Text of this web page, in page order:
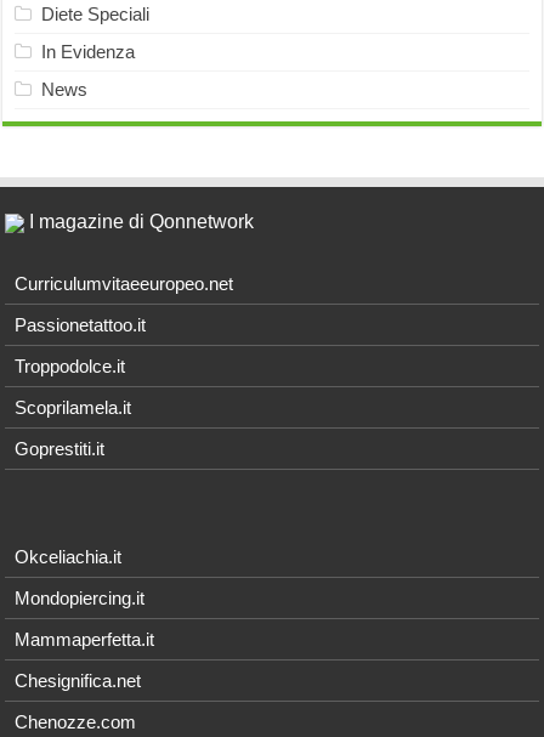
Diete Speciali
In Evidenza
News
I magazine di Qonnetwork
Curriculumvitaeeuropeo.net
Passionetattoo.it
Troppodolce.it
Scoprilamela.it
Goprestiti.it
Okceliachia.it
Mondopiercing.it
Mammaperfetta.it
Chesignifica.net
Chenozze.com